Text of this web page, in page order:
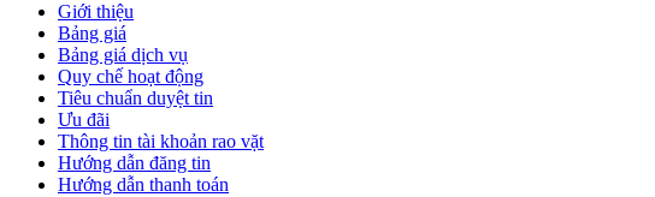
Giới thiệu
Bảng giá
Bảng giá dịch vụ
Quy chế hoạt động
Tiêu chuẩn duyệt tin
Ưu đãi
Thông tin tài khoản rao vặt
Hướng dẫn đăng tin
Hướng dẫn thanh toán